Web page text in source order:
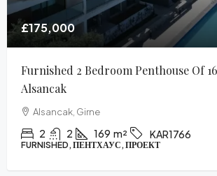
£175,000
Furnished 2 Bedroom Penthouse Of
Alsancak
Alsancak, Girne
2 2 169 m² KAR1766
FURNISHED, ПЕНТХАУС, ПРОЕКТ